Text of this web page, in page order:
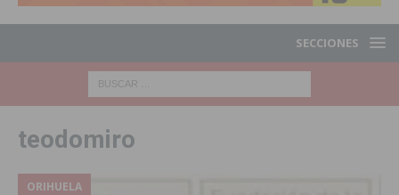
SECCIONES
teodomiro
ORIHUELA